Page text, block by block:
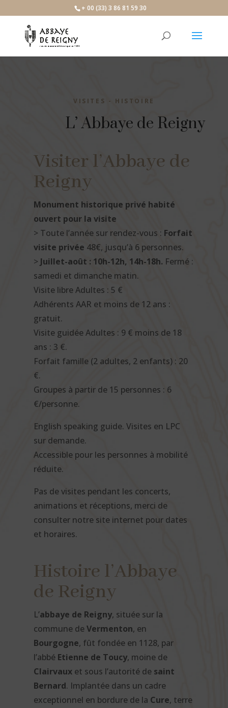
+ 00 (33) 3 86 81 59 30
VISITES - HISTOIRE
L’ Abbaye de Reigny
Visiter l’Abbaye de
Reigny
Monument historique privé habité
ouvert pour la visite
> Toute l’année sur rendez-vous : Forfait
visite privée 48€, jusqu’à 6 personnes.
> Juillet-août : 10h-12h, 14h-18h. Fermé :
samedi et dimanche matin.
Visite libre Adultes : 5 €
Adhérents AAR et moins de 12 ans :
gratuit.
Visite guidée Adultes : 9 € moins de 18
ans : 3 €.
Forfait famille (2 adultes, 2 enfants) : 20
€.
Groupes à partir de 15 personnes : 6
€/personne.
English speaking guide. Visites en LPC
sur demande.
Accessible pour les personnes à mobilité
réduite.
Pas de visites pendant les concerts,
animations et réceptions, merci de
consulter notre site internet pour dates
et horaires.
Histoire l’Abbaye
de Reigny
L’abbaye de Reigny, située sur la
commune deVermenton, en
Bourgogne, fût fondée en 1128, par
l’abbé Etienne de Toucy, moine de
Clairvaux et sous l’autorité de saint
Bernard. Implantée dans un cadre
exceptionnel en bordure de la Cure, terre